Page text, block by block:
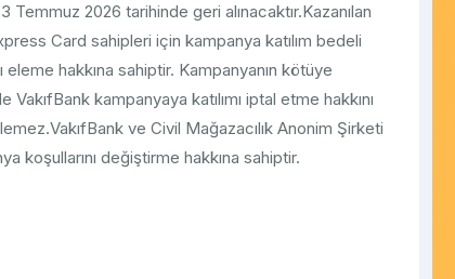
Temmuz 2026 tarihinde geri alınacaktır.Kazanılan
Card sahipleri için kampanya katılım bedeli
eleme hakkına sahiptir. Kampanyanın kötüye
kampanyaya katılımı iptal etme hakkını
ve Civil Mağazacılık Anonim Şirketi
koşullarını değiştirme hakkına sahiptir.